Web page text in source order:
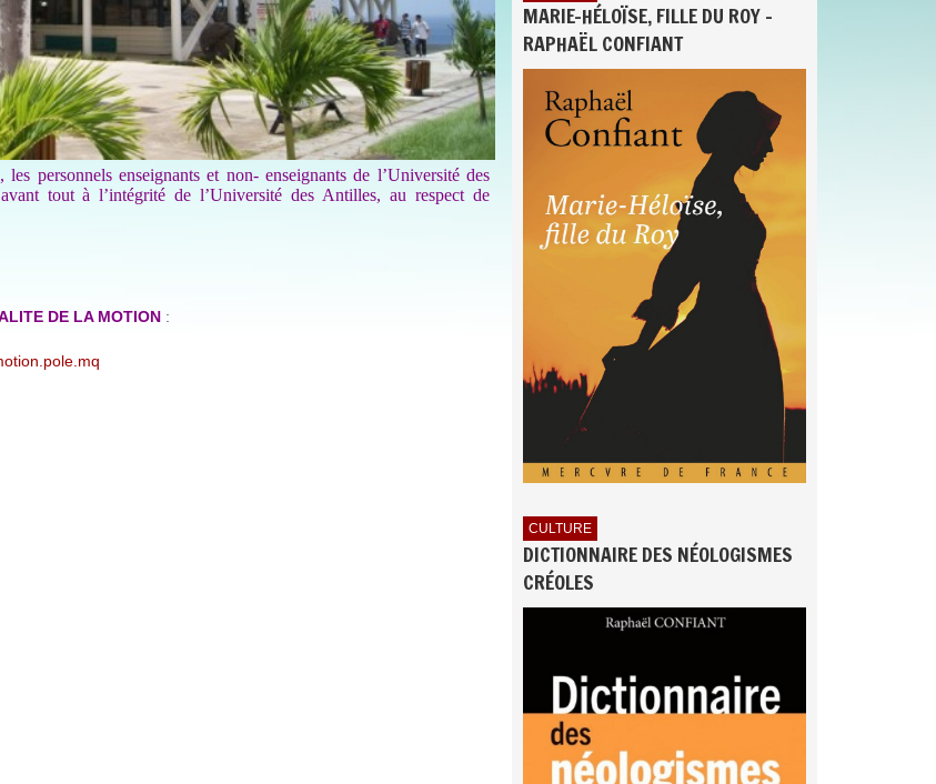
personnels enseignants et non- enseignants de l’Université des
tout à l’intégrité de l’Université des Antilles, au respect de
DE LA MOTION:
MARIE-HÉLOÏSE, FILLE DU ROY -
RAPHAËL CONFIANT
CULTURE
DICTIONNAIRE DES NÉOLOGISMES
CRÉOLES